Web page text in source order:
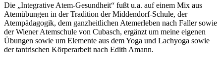
Die „Integrative Atem-Gesundheit“ fußt u.a. auf einem Mix aus
Atemübungen in der Tradition der Middendorf-Schule, der
Atempädagogik, dem ganzheitlichen Atemerleben nach Faller sowie
der Wiener Atemschule von Cubasch, ergänzt um meine eigenen
Übungen sowie um Elemente aus dem Yoga und Lachyoga sowie
der tantrischen Körperarbeit nach Edith Amann.